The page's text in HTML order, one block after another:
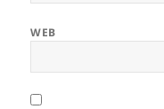
WEB